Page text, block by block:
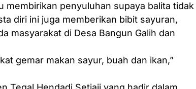
membirikan penyuluhan supaya balita tidak
diri ini juga memberikan bibit sayuran,
masyarakat di Desa Bangun Galih dan
gemar makan sayur, buah dan ikan,”